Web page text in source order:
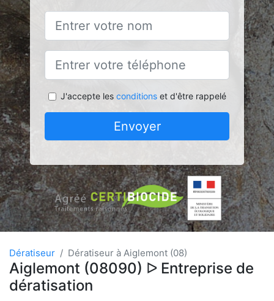
J'accepte les conditionset d'être rappelé
Envoyer
Dératiseur Dératiseur à Aiglemont (08)
Aiglemont (08090) ᐅ Entreprise de
dératisation